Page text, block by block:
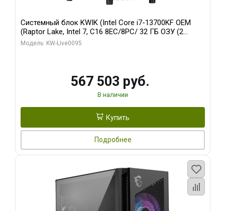
Системный блок KWIK (Intel Core i7-13700KF OEM
(Raptor Lake, Intel 7, C16 8EC/8PC/ 32 ГБ ОЗУ (2
модуля)/ Afox RTX4090 24GB GDDR6X 384-Bit 3xDP
Модель: KW-Live0095
567 503 руб.
В наличии
Купить
Подробнее